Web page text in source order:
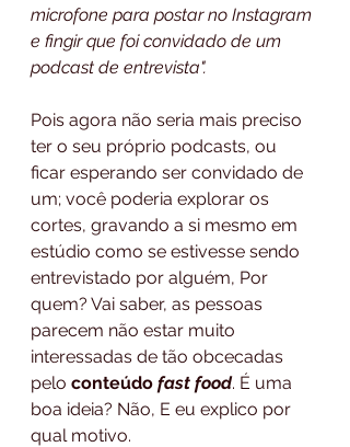
microfone para postar no Instagram
e fingir que foi convidado de um
podcast de entrevista".
Pois agora não seria mais preciso
ter o seu próprio podcasts, ou
ficar esperando ser convidado de
um; você poderia explorar os
cortes, gravando a si mesmo em
estúdio como se estivesse sendo
entrevistado por alguém, Por
quem? Vai saber, as pessoas
parecem não estar muito
interessadas de tão obcecadas
pelo conteúdo fast food. É uma
boa ideia? Não, E eu explico por
qual motivo.